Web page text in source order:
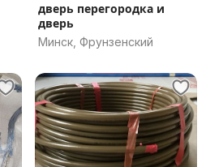
дверь перегородка и
дверь
Минск, Фрунзенский